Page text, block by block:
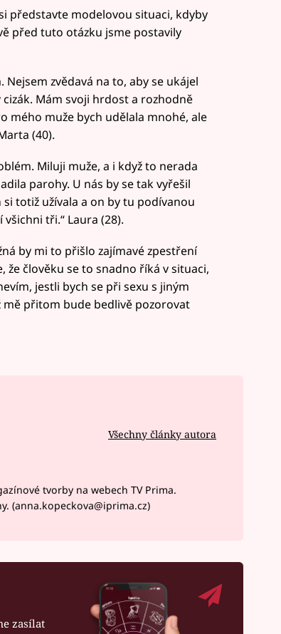
představte modelovou situaci, kdyby
před tuto otázku jsme postavily
zvědavá na to, aby se ukájel
Mám svoji hrdost a rozhodně
mého muže bych udělala mnohé, ale
(40).
Miluji muže, a i když to nerada
parohy. U nás by se tak vyřešil
totiž užívala a on by tu podívanou
tři.“ Laura (28).
by mi to přišlo zajímavé zpestření
že člověku se to snadno říká v situaci,
jestli bych se při sexu s jiným
mě přitom bude bedlivě pozorovat
Všechny články autora
tvorby na webech TV Prima.
(anna.kopeckova@iprima.cz)
zasílat